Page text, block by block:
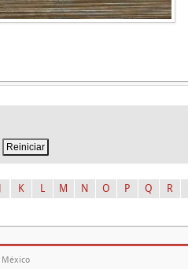
K L M N O P Q R
México